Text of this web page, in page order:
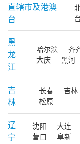
直辖市及港澳
台
黑
龙
江
哈尔滨 齐
大庆
黑河
吉
林
长春 吉林
松原
辽
宁
沈阳 大连
营口
阜新